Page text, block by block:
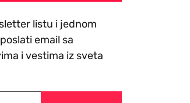
listu i jednom
email sa
i vestima iz sveta